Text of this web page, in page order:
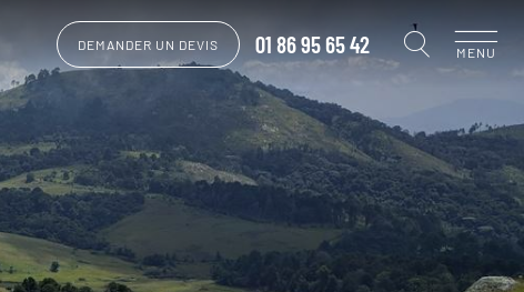
DEMANDER UN DEVIS 01 86 95 65 42 MENU